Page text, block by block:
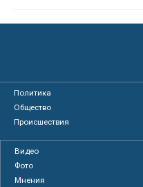
Политика
Общество
Происшествия
Видео
Фото
Мнения